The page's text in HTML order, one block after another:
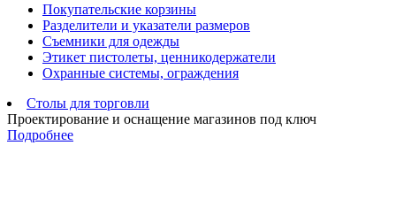
Покупательские корзины
Разделители и указатели размеров
Съемники для одежды
Этикет пистолеты, ценникодержатели
Охранные системы, ограждения
Столы для торговли
Проектирование и оснащение магазинов под ключ
Подробнее